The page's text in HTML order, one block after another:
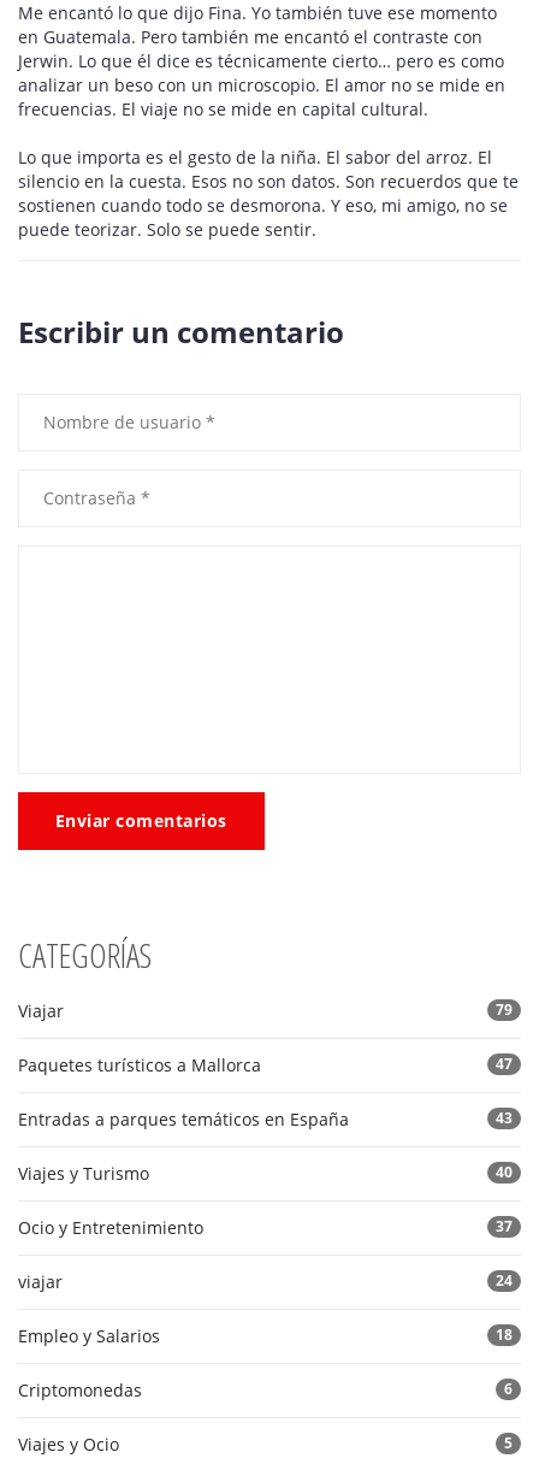
Me encantó lo que dijo Fina. Yo también tuve ese momento
en Guatemala. Pero también me encantó el contraste con
Jerwin. Lo que él dice es técnicamente cierto… pero es como
analizar un beso con un microscopio. El amor no se mide en
frecuencias. El viaje no se mide en capital cultural.
Lo que importa es el gesto de la niña. El sabor del arroz. El
silencio en la cuesta. Esos no son datos. Son recuerdos que te
sostienen cuando todo se desmorona. Y eso, mi amigo, no se
puede teorizar. Solo se puede sentir.
Escribir un comentario
Enviar comentarios
CATEGORÍAS
Viajar 79
Paquetes turísticos a Mallorca 47
Entradas a parques temáticos en España 43
Viajes y Turismo 40
Ocio y Entretenimiento 37
viajar 24
Empleo y Salarios 18
Criptomonedas 6
Viajes y Ocio 5